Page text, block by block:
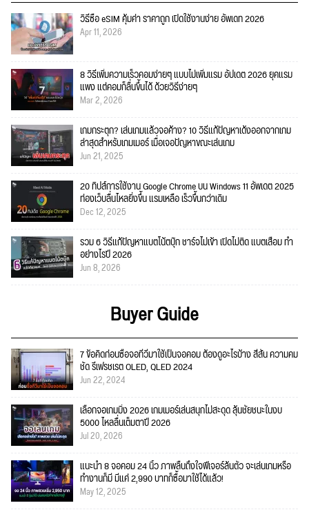
วิธีซื้อ eSIM คุ้มค่า ราคาถูก เปิดใช้งานง่าย อัพเดท 2026
Apr 11, 2026
8 วิธีเพิ่มความเร็วคอมง่ายๆ แบบไม่เพิ่มแรม อัปเดต 2026 ยุคแรม
แพง แต่คอมก็ลื่นขึ้นได้ ด้วยวิธีง่ายๆ
Mar 2, 2026
เกมกระตุก? เล่นเกมแล้วจอค้าง? 10 วิธีแก้ปัญหาเด้งออกจากเกม
ล่าสุดสำหรับเกมเมอร์ เมื่อเจอปัญหาขณะเล่นเกม
Jun 21, 2025
20 ทิปส์การใช้งาน Google Chrome บน Windows 11 อัพเดต 2025
ท่องเว็บลื่นไหลยิ่งขึ้น แรมเหลือ เร็วขึ้นกว่าเดิม
Dec 12, 2025
รวม 6 วิธีแก้ปัญหาแบตโน้ตบุ๊ก ชาร์จไม่เข้า เปิดไม่ติด แบตเสื่อม ทำ
อย่างไรปี 2026
Jun 8, 2026
Buyer Guide
7 ข้อคิดก่อนซื้อจอทีวีมาใช้เป็นจอคอม ต้องดูอะไรบ้าง สีสัน ความคม
ชัด รีเฟรชเรต OLED, QLED 2024
Jun 22, 2024
เลือกจอเกมมิ่ง 2026 เกมเมอร์เล่นสนุกไม่สะดุด ลุ้นชัยชนะในงบ
5000 ไหลลื่นเต็มตาปี 2026
Jul 20, 2026
แนะนำ 8 จอคอม 24 นิ้ว ภาพลื่นถึงใจฟีเจอร์ล้นตัว จะเล่นเกมหรือ
ทำงานก็มี มีแค่ 2,990 บาทก็ซื้อมาใช้ได้แล้ว!
May 12, 2025